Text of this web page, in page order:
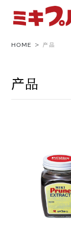
HOME 产品
产品